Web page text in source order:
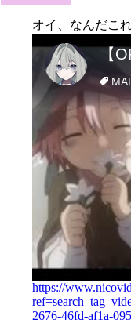
オイ、なんだこ
https://
2676-46fd-af1a-